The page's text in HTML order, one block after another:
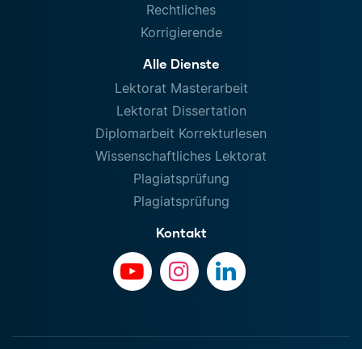
Rechtliches
Korrigierende
Alle Dienste
Lektorat Masterarbeit
Lektorat Dissertation
Diplomarbeit Korrekturlesen
Wissenschaftliches Lektorat
Plagiatsprüfung
Plagiatsprüfung
Kontakt